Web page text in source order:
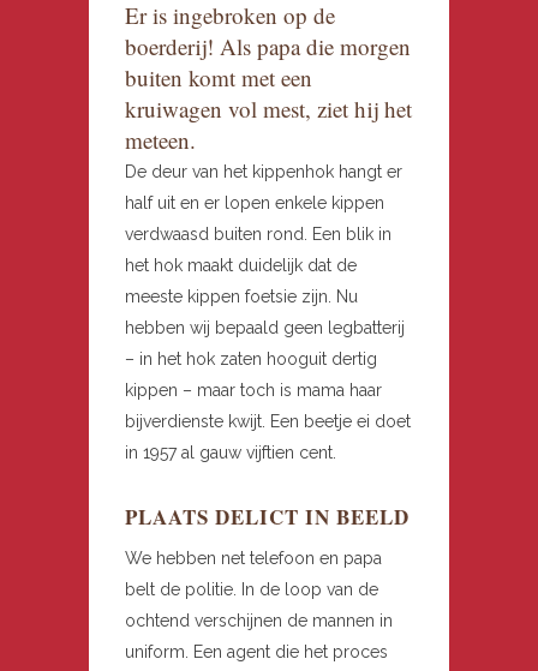
Er is ingebroken op de
boerderij! Als papa die morgen
buiten komt met een
kruiwagen vol mest, ziet hij het
meteen.
De deur van het kippenhok hangt er
half uit en er lopen enkele kippen
verdwaasd buiten rond. Een blik in
het hok maakt duidelijk dat de
meeste kippen foetsie zijn. Nu
hebben wij bepaald geen legbatterij
– in het hok zaten hooguit dertig
kippen – maar toch is mama haar
bijverdienste kwijt. Een beetje ei doet
in 1957 al gauw vijftien cent.
PLAATS DELICT IN BEELD
We hebben net telefoon en papa
belt de politie. In de loop van de
ochtend verschijnen de mannen in
uniform. Een agent die het proces